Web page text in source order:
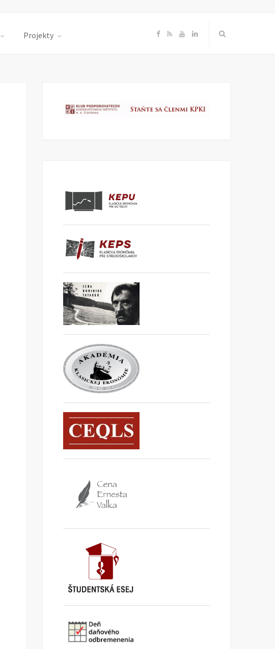
Projekty F
e
R Y
T
L
k